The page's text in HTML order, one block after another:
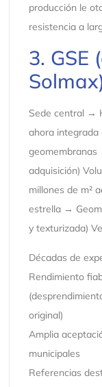
producción le
resistencia a
3. GSE
Sede central →
ahora integrada
geomembranas
adquisición)
millones de m²
estrella →
y texturizada)
Décadas de
Rendimiento
original)
Amplia
municipales
Referencias